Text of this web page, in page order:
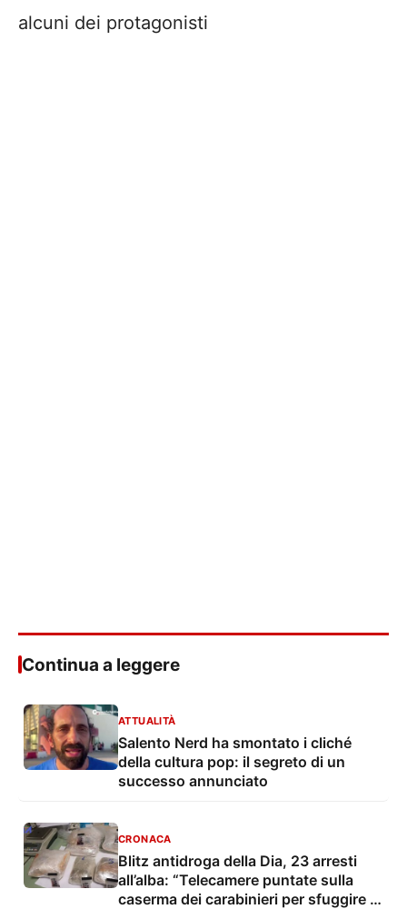
alcuni dei protagonisti
Continua a leggere
ATTUALITÀ
Salento Nerd ha smontato i cliché
della cultura pop: il segreto di un
successo annunciato
CRONACA
Blitz antidroga della Dia, 23 arresti
all’alba: “Telecamere puntate sulla
caserma dei carabinieri per sfuggire ai